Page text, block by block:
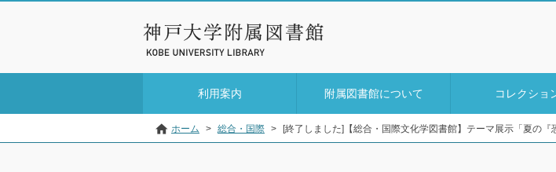
利用案内 附属図書館について コレクショ
ホーム > 総合・国際 > [終了しました]【総合・国際文化学図書館】テーマ展示「夏の『